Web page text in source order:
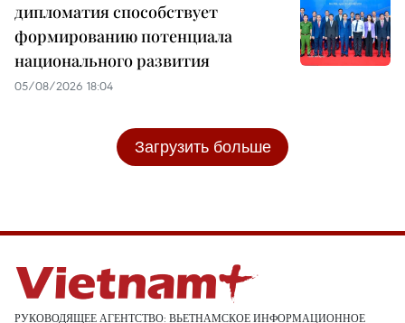
дипломатия способствует
формированию потенциала
национального развития
05/08/2026 18:04
Загрузить больше
РУКОВОДЯЩЕЕ АГЕНТСТВО: ВЬЕТНАМСКОЕ ИНФОРМАЦИОННОЕ